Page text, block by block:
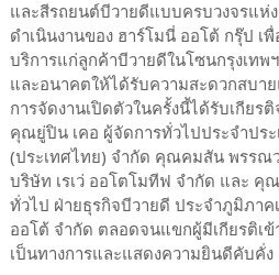
และสีรถยนต์บีวายดีแบบครบวงจรแห่
ดำเนินงานของ ฮาร์โมนี่ ออโต้ กรุ๊ป เ
บริการแก่ลูกค้าบีวายดีในโซนกรุงเท
และอนาคตให้ได้รับความสะดวกสบา
การจัดงานเปิดตัวในครั้งนี้ได้รับเกียร
คุณยู่ปิน เคอ ผู้จัดการทั่วไปประจำปร
(ประเทศไทย) จำกัด คุณคมสัน พรรณ
บริษัท เรเว่ ออโตโมทีฟ จำกัด และ คุ
ทั่วไป ฝ่ายธุรกิจบีวายดี ประจำภูมิภา
ออโต้ จำกัด ตลอดจนแขกผู้มีเกียรติเข้
เป็นทางการและแสดงความยินดีคับคั่ง